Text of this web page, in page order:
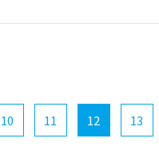
10 11 12 13